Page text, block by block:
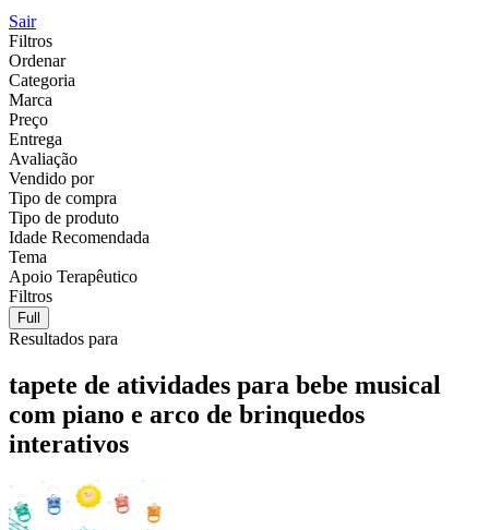
Sair
Filtros
Ordenar
Categoria
Marca
Preço
Entrega
Avaliação
Vendido por
Tipo de compra
Tipo de produto
Idade Recomendada
Tema
Apoio Terapêutico
Filtros
Full
Resultados para
tapete de atividades para bebe musical
com piano e arco de brinquedos
interativos